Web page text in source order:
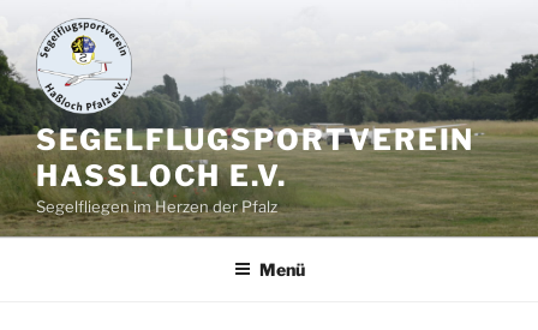
Inhalt
springen
SEGELFLUGSPORTVEREIN
HASSLOCH E.V.
Segelfliegen im Herzen der Pfalz
Menü